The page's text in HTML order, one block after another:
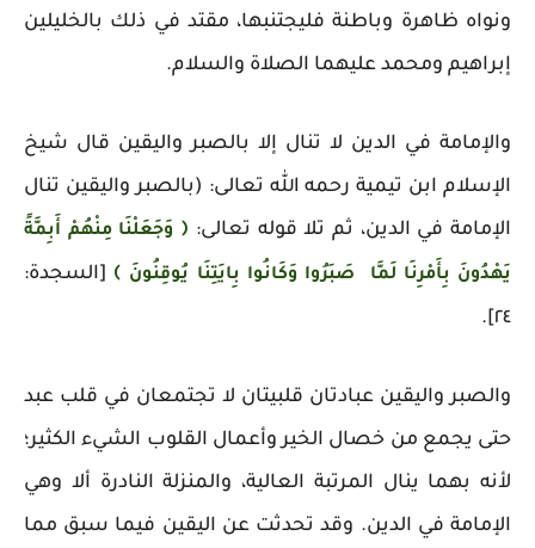
ونواه ظاهرة وباطنة فليجتنبها، مقتد في ذلك بالخليلين
إبراهيم ومحمد عليهما الصلاة والسلام.
والإمامة في الدين لا تنال إلا بالصبر واليقين قال شيخ
الإسلام ابن تيمية رحمه الله تعالى: (بالصبر واليقين تنال
الإمامة في الدين، ثم تلا قوله تعالى: ﴿ وَجَعَلْنَا مِنْهُمْ أَبِمَّةً
يَهْدُونَ بِأَمْرِنَا لَمَّا صَبَرُوا وَكَانُوا بِايَتِنَا يُوقِنُونَ ﴾ [السجدة:
٢٤].
والصبر واليقين عبادتان قلبيتان لا تجتمعان في قلب عبد
حتى يجمع من خصال الخير وأعمال القلوب الشيء الكثير؛
لأنه بهما ينال المرتبة العالية، والمنزلة النادرة ألا وهي
الإمامة في الدين. وقد تحدثت عن اليقين فيما سبق مما